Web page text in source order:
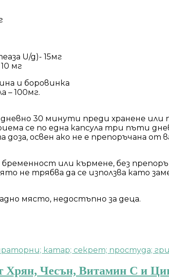
U/g)- 15мг
мг
и боровинка
– 100мг.
30 минути преди хранене или
се по една капсула три пъти
доза, освен ако не е препоръчана
бременност или кърмене, без
не трябва да се използва като
място, недостъпно за деца.
Хрян, Чесън, Витамин С и